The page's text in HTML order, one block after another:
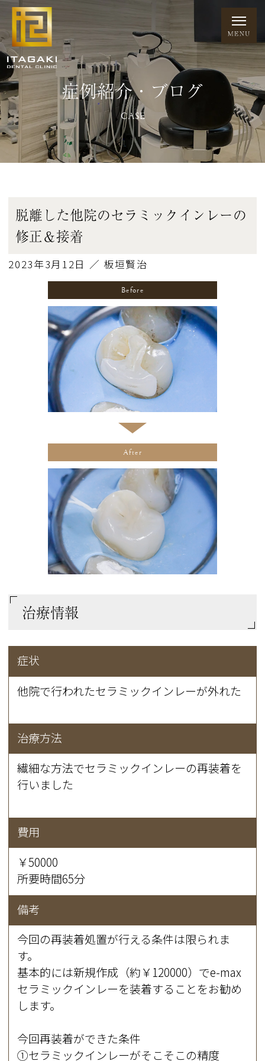
症例紹介・ブログ
CASE
脱離した他院のセラミックインレーの
修正＆接着
2023年3月12日 ／ 板垣賢治
Before
After
治療情報
症状
他院で行われたセラミックインレーが外れた
治療方法
繊細な方法でセラミックインレーの再装着を
行いました
費用
￥50000
所要時間65分
備考
今回の再装着処置が行える条件は限られま
す。
基本的には新規作成（約￥120000）でe-max
セラミックインレーを装着することをお勧め
します。
今回再装着ができた条件
①セラミックインレーがそこそこの精度